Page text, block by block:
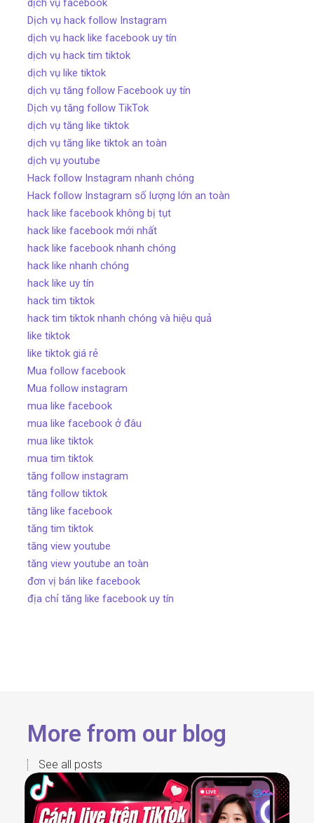
dịch vụ facebook
Dịch vụ hack follow Instagram
dịch vụ hack like facebook uy tín
dịch vụ hack tim tiktok
dịch vụ like tiktok
dịch vụ tăng follow Facebook uy tín
Dịch vụ tăng follow TikTok
dịch vụ tăng like tiktok
dịch vụ tăng like tiktok an toàn
dịch vụ youtube
Hack follow Instagram nhanh chóng
Hack follow Instagram số lượng lớn an toàn
hack like facebook không bị tụt
hack like facebook mới nhất
hack like facebook nhanh chóng
hack like nhanh chóng
hack like uy tín
hack tim tiktok
hack tim tiktok nhanh chóng và hiệu quả
like tiktok
like tiktok giá rẻ
Mua follow facebook
Mua follow instagram
mua like facebook
mua like facebook ở đâu
mua like tiktok
mua tim tiktok
tăng follow instagram
tăng follow tiktok
tăng like facebook
tăng tim tiktok
tăng view youtube
tăng view youtube an toàn
đơn vị bán like facebook
địa chỉ tăng like facebook uy tín
More from our blog
See all posts